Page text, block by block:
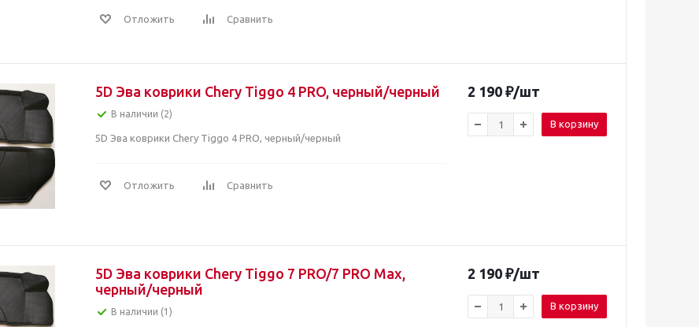
Отложить Сравнить
5D Эва коврики Chery Tiggo 4 PRO, черный/черный
В наличии (2)
5D Эва коврики Chery Tiggo 4 PRO, черный/черный
Отложить Сравнить
2 190 ₽/шт
В корзину
5D Эва коврики Chery Tiggo 7 PRO/7 PRO Max,
черный/черный
В наличии (1)
2 190 ₽/шт
В корзину